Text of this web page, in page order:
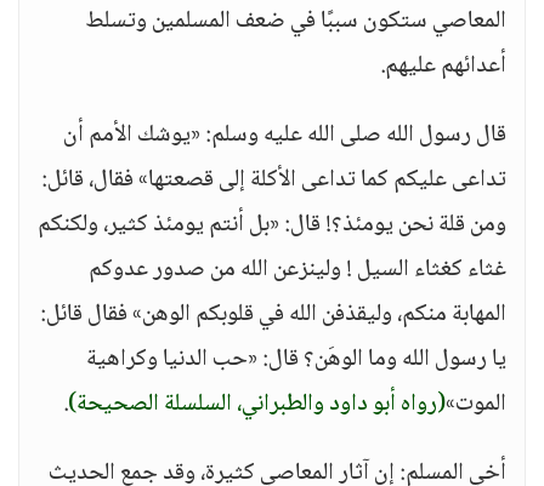
المعاصي ستكون سببًا في ضعف المسلمين وتسلط
أعدائهم عليهم.
قال رسول الله صلى الله عليه وسلم: «يوشك الأمم أن
تداعى عليكم كما تداعى الأكلة إلى قصعتها» فقال، قائل:
ومن قلة نحن يومئذ؟! قال: «بل أنتم يومئذ كثير، ولكنكم
غثاء كغثاء السيل ! ولينزعن الله من صدور عدوكم
المهابة منكم، وليقذفن الله في قلوبكم الوهن» فقال قائل:
يا رسول الله وما الوهَن؟ قال: «حب الدنيا وكراهية
الموت»(رواه أبو داود والطبراني، السلسلة الصحيحة).
أخي المسلم: إن آثار المعاصي كثيرة، وقد جمع الحديث